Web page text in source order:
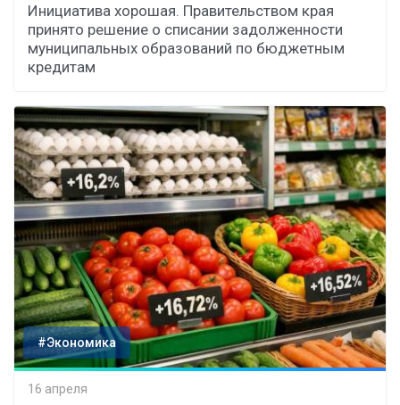
Инициатива хорошая. Правительством края
принято решение о списании задолженности
муниципальных образований по бюджетным
кредитам
#Экономика
16 апреля